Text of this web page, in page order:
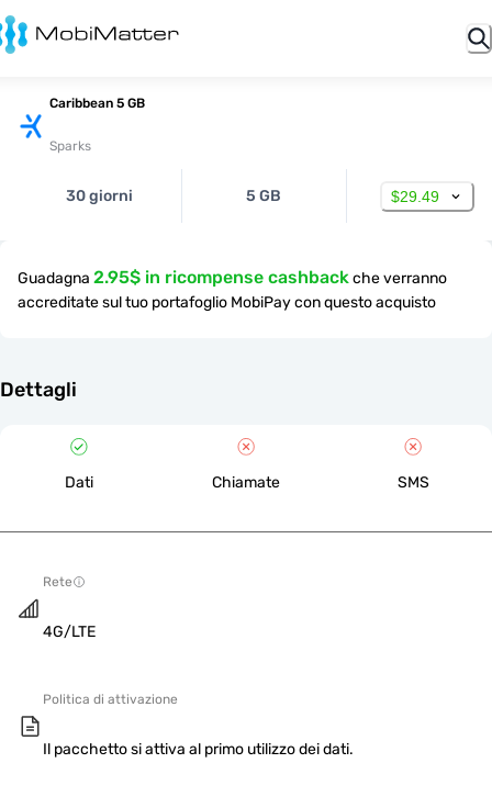
Caribbean 5 GB
Sparks
30 giorni 5 GB $29.49
Guadagna 2.95$ in ricompense cashbackche verranno
accreditate sul tuo portafoglio MobiPay con questo acquisto
Dettagli
Dati Chiamate SMS
Rete
4G/LTE
Politica di attivazione
Il pacchetto si attiva al primo utilizzo dei dati.